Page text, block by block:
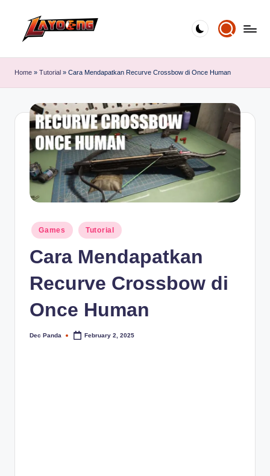
Home » Tutorial » Cara Mendapatkan Recurve Crossbow di Once Human
Posted
in
Games Tutorial
Cara Mendapatkan
Recurve Crossbow di
Once Human
Posted
Dec Panda February 2, 2025